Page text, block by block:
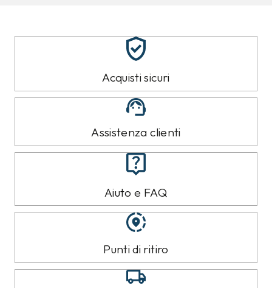
Acquisti sicuri
Assistenza clienti
Aiuto e FAQ
Punti di ritiro